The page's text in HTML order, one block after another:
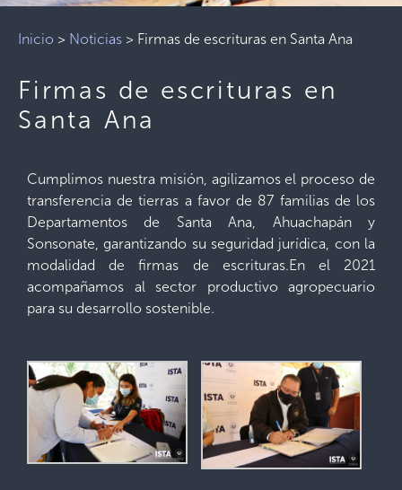
Inicio > Noticias > Firmas de escrituras en Santa Ana
Firmas de escrituras en
Santa Ana
Cumplimos nuestra misión, agilizamos el proceso de
transferencia de tierras a favor de 87 familias de los
Departamentos de Santa Ana, Ahuachapán y
Sonsonate, garantizando su seguridad jurídica, con la
modalidad de firmas de escrituras.En el 2021
acompañamos al sector productivo agropecuario
para su desarrollo sostenible.